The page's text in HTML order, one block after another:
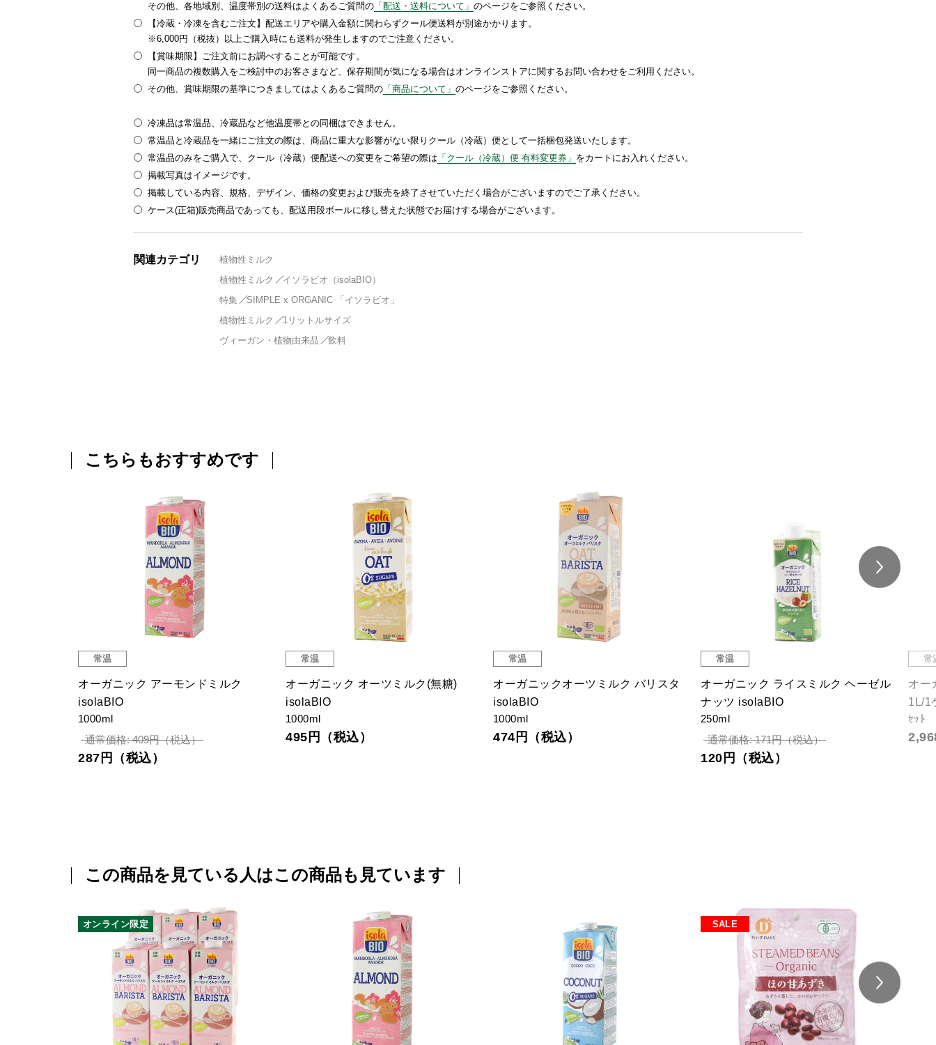
その他、各地域別、温度帯別の送料はよくあるご質問の 「配送・送料について」 のページをご参照ください。
【冷蔵・冷凍を含むご注文】配送エリアや購入金額に関わらずクール便送料が別途かかります。
※6,000円（税抜）以上ご購入時にも送料が発生しますのでご注意ください。
【賞味期限】ご注文前にお調べすることが可能です。
同一商品の複数購入をご検討中のお客さまなど、保存期間が気になる場合はオンラインストアに関するお問い合わせをご利用ください。
その他、賞味期限の基準につきましてはよくあるご質問の 「商品について」 のページをご参照ください。
冷凍品は常温品、冷蔵品など他温度帯との同梱はできません。
常温品と冷蔵品を一緒にご注文の際は、商品に重大な影響がない限りクール（冷蔵）便として一括梱包発送いたします。
常温品のみをご購入で、クール（冷蔵）便配送への変更をご希望の際は 「クール（冷蔵）便 有料変更券」 をカートにお入れください。
掲載写真はイメージです。
掲載している内容、規格、デザイン、価格の変更および販売を終了させていただく場合がございますのでご了承ください。
ケース(正箱)販売商品であっても、配送用段ボールに移し替えた状態でお届けする場合がございます。
関連カテゴリ
植物性ミルク
植物性ミルク
イソラビオ（isolaBIO）
特集
SIMPLE x ORGANIC 「イソラビオ」
植物性ミルク
1リットルサイズ
ヴィーガン・植物由来品
飲料
こちらもおすすめです
常温
オーガニック アーモンドミルク
isolaBIO
1000ml
通常価格: 409円（税込）
287円（税込）
常温
オーガニック オーツミルク(無糖)
isolaBIO
1000ml
495円（税込）
常温
オーガニックオーツミルク バリスタ
isolaBIO
1000ml
474円（税込）
常温
オーガニック ライスミルク ヘーゼル
ナッツ isolaBIO
250ml
通常価格: 171円（税込）
120円（税込）
常
オー
1L/1
ｾｯﾄ
この商品を見ている人はこの商品も見ています
オンライン限定 SALE